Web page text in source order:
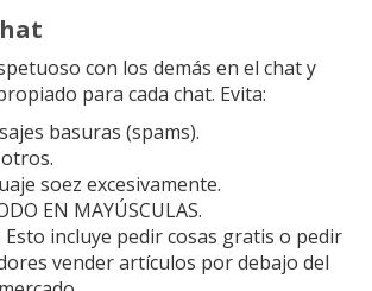
con los demás en el chat y
para cada chat. Evita:
basuras (spams).
soez excesivamente.
EN MAYÚSCULAS.
incluye pedir cosas gratis o pedir
vender artículos por debajo del